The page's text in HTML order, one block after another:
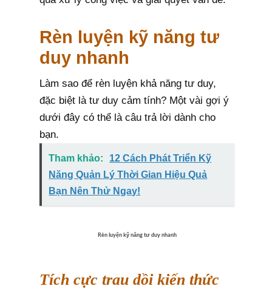
Rèn luyện kỹ năng tư
duy nhanh
Làm sao để rèn luyện khả năng tư duy,
đặc biệt là tư duy cảm tính? Một vài gợi ý
dưới đây có thể là câu trả lời dành cho
bạn.
Tham khảo:
12 Cách Phát Triển Kỹ
Năng Quản Lý Thời Gian Hiệu Quả
Bạn Nên Thử Ngay!
Rèn luyện kỹ năng tư duy nhanh
Tích cực trau dồi kiến thức